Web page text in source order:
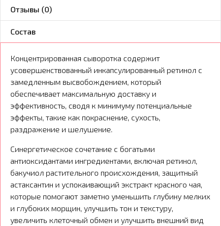
Отзывы (0)
Состав
Концентрированная сыворотка содержит
усовершенствованный инкапсулированный ретинол с
замедленным высвобождением, который
обеспечивает максимальную доставку и
эффективность, сводя к минимуму потенциальные
эффекты, такие как покраснение, сухость,
раздражение и шелушение.
Синергетическое сочетание с богатыми
антиоксидантами ингредиентами, включая ретинол,
бакучиол растительного происхождения, защитный
астаксантин и успокаивающий экстракт красного чая,
которые помогают заметно уменьшить глубину мелких
и глубоких морщин, улучшить тон и текстуру,
увеличить клеточный обмен и улучшить внешний вид